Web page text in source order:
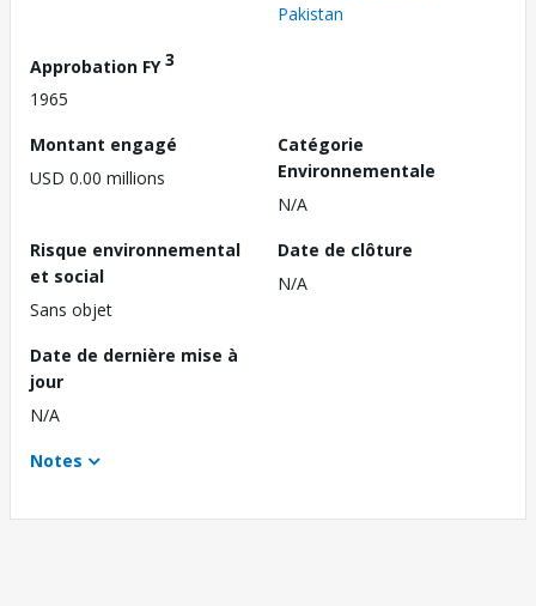
Pakistan
Approbation FY3
1965
Montant engagé
USD 0.00 millions
Catégorie
Environnementale
N/A
Risque environnemental
et social
Sans objet
Date de clôture
N/A
Date de dernière mise à
jour
N/A
Notes